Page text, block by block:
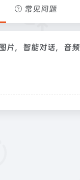
常见问题
片，智能对话，音